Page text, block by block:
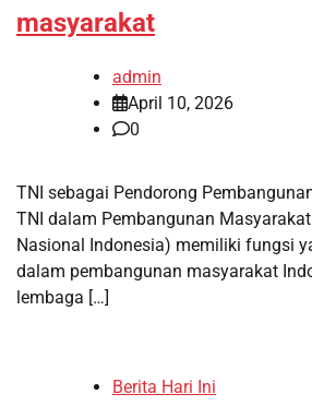
masyarakat
admin
April 10, 2026
0
TNI sebagai Pendorong
TNI dalam Pembangunan
Nasional Indonesia) memiliki fungsi
dalam pembangunan masyarakat
lembaga […]
Berita Hari Ini